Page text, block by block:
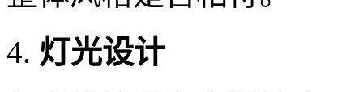
灯光设计